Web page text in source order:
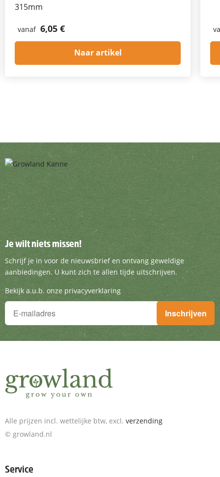
315mm
vanaf 6,05 €
Naar artikel
Je wilt niets missen!
Schrijf je in voor de nieuwsbrief en ontvang
Je wilt niets missen!
Schrijf je in voor de nieuwsbrief en ontvang geweldige
aanbiedingen. U kunt zich te allen tijde uitschrijven.
Bekijk a.u.b. onze privacyverklaring
Je wilt niets missen!
Schrijf je in voor de nieuwsbrief en ontvang geweldige
Inschrijven
Alle prijzen incl. wettelijke btw, excl. verzending
© growland.nl
Service